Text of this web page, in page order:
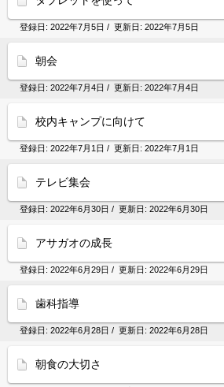
登録日: 2022年7月5日 / 更新日: 2022年7月5日
朝会
登録日: 2022年7月4日 / 更新日: 2022年7月4日
校内キャンプに向けて
登録日: 2022年7月1日 / 更新日: 2022年7月1日
テレビ集会
登録日: 2022年6月30日 / 更新日: 2022年6月30日
アサガオの成長
登録日: 2022年6月29日 / 更新日: 2022年6月29日
歯科指導
登録日: 2022年6月28日 / 更新日: 2022年6月28日
朝食の大切さ